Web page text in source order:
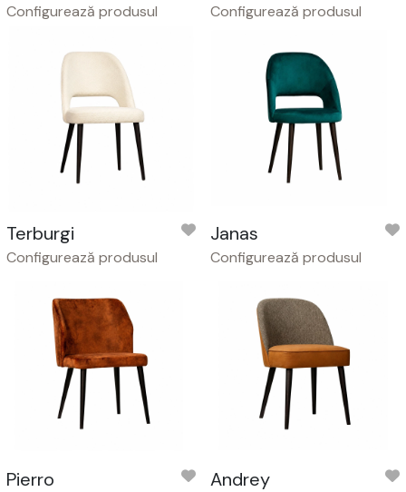
Configurează produsul Configurează produsul
Terburgi
Configurează produsul
Janas
Configurează produsul
Pierro Andrey